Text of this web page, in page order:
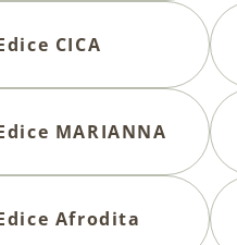
CICA
MARIANNA
Afrodita